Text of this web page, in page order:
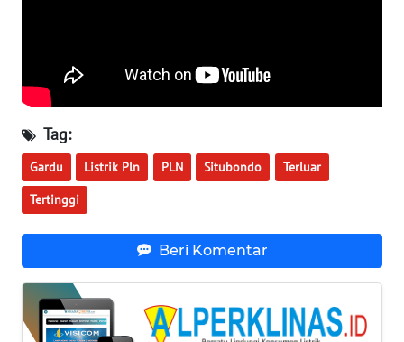
Tag:
Gardu Listrik Pln PLN Situbondo Terluar
Tertinggi
Beri Komentar
WN
GORONTALO
WN
SULUT
WN
MALUT